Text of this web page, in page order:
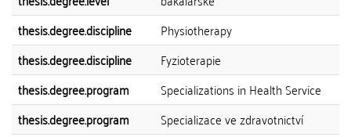
thesis.degree.discipline
Physiotherapy
thesis.degree.discipline
Fyzioterapie
thesis.degree.program
Specializations in Health Service
thesis.degree.program
Specializace ve zdravotnictví